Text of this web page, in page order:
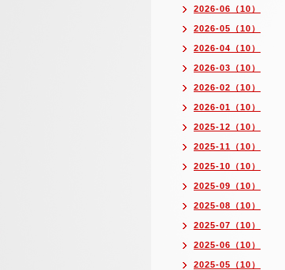
2026-06（10）
2026-05（10）
2026-04（10）
2026-03（10）
2026-02（10）
2026-01（10）
2025-12（10）
2025-11（10）
2025-10（10）
2025-09（10）
2025-08（10）
2025-07（10）
2025-06（10）
2025-05（10）